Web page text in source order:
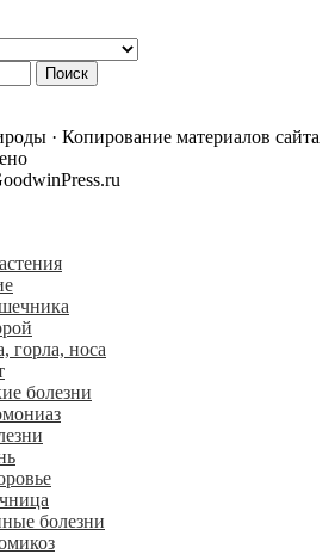
· Копирование материалов сайта
горла, носа
болезни
болезни